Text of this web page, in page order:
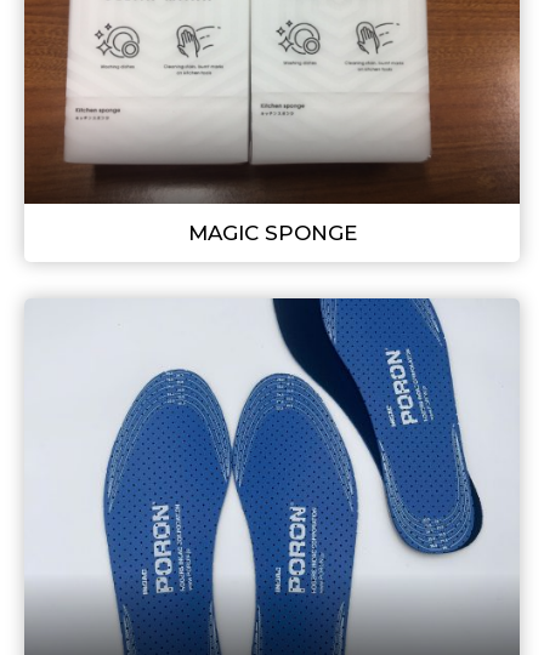
MAGIC SPONGE